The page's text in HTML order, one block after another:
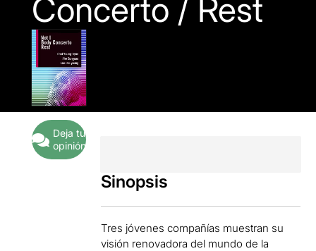
Concerto / Rest
Deja tu
opinión
Sinopsis
Tres jóvenes compañías muestran su
visión renovadora del mundo de la